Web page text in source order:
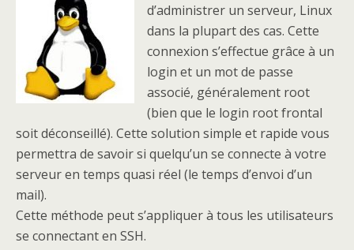
d’administrer un serveur, Linux
dans la plupart des cas. Cette
connexion s’effectue grâce à un
login et un mot de passe
associé, généralement root
(bien que le login root frontal
soit déconseillé). Cette solution simple et rapide vous
permettra de savoir si quelqu’un se connecte à votre
serveur en temps quasi réel (le temps d’envoi d’un
mail).
Cette méthode peut s’appliquer à tous les utilisateurs
se connectant en SSH.